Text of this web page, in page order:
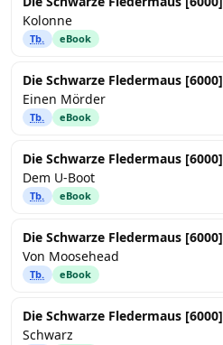
Kolonne
Tb. eBook
Die Schwarze Fledermaus [6000]
Einen Mörder
Tb. eBook
Die Schwarze Fledermaus [6000]
Dem U-Boot
Tb. eBook
Die Schwarze Fledermaus [6000]
Von Moosehead
Tb. eBook
Die Schwarze Fledermaus [6000]
Schwarz